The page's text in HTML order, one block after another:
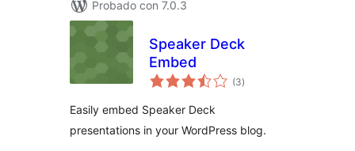
Probado con 7.0.3
Speaker Deck
Embed
(3valoraciones
en
)
Easily embed Speaker Deck
presentations in your WordPress blog.